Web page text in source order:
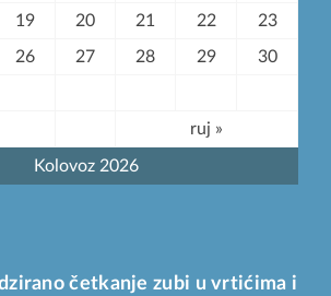
Kolovoz 2026
19 20 21 22 23
26 27 28 29 30
ruj »
četkanje zubi u vrtićima i